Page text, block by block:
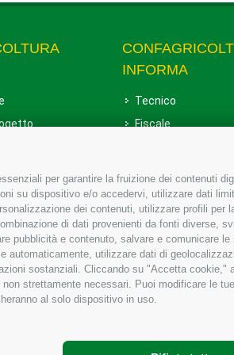
per garantire la fruizione dei contenuti
su dispositivo e/o accedervi, utilizzare dati
dei contenuti, utilizzare profili
di dati provenienti da fonti diverse,
pubblicità e contenuto, salvare e comunicare
utilizzare dati di
sostanziali. Cliccando su "Accetta
strettamente necessari. Puoi modificare le
al solo dispositivo in uso.
provinciale
Confagricoltura
srl
INFORMA
Tecnico
Fiscale
Associazione